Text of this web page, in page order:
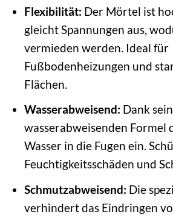
Flexibilität: Der Mörtel ist
gleicht Spannungen aus,
vermieden werden. Ideal für
Fußbodenheizungen und
Flächen.
Wasserabweisend: Dank
wasserabweisenden Formel
Wasser in die Fugen ein.
Feuchtigkeitsschäden und
Schmutzabweisend: Die
verhindert das Eindringen